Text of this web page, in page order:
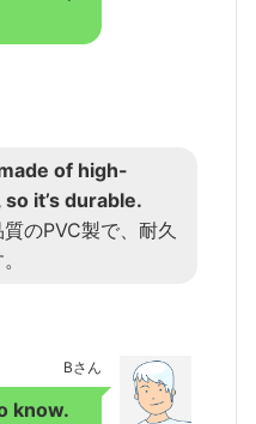
of high-
it’s durable.
のPVC製で、耐久
Bさん
know.